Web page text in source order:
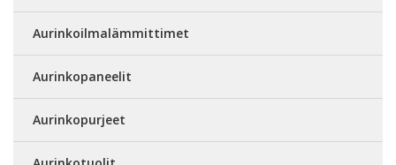
Aurinkoilmalämmittimet
Aurinkopaneelit
Aurinkopurjeet